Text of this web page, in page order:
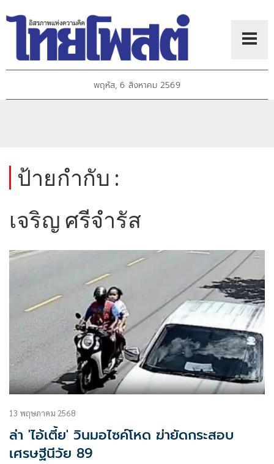
พฤหัส, 6 สิงหาคม 2569
ป้ายกำกับ :
เจริญ ศรีจำรัส
13 พฤษภาคม 2568
ล่า 'ไอ้เตี้ย' วินมอไซค์โหด ฆ่ายัดกระสอบ
เศรษฐีนีวัย 89